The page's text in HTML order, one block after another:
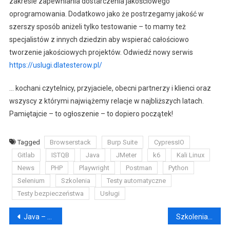
oprogramowania. Dodatkowo jako że postrzegamy jakość w
szerszy sposób aniżeli tylko testowanie – to mamy też
specjalistów z innych dziedzin aby wspierać całościowo
tworzenie jakościowych projektów. Odwiedź nowy serwis
https://uslugi.dlatesterow.pl/
… kochani czytelnicy, przyjaciele, obecni partnerzy i klienci oraz
wszyscy z którymi najwiążemy relacje w najbliższych latach.
Pamiętajcie – to ogłoszenie – to dopiero początek!
Tagged Browserstack Burp Suite
CypressIO
Gitlab
ISTQB Java JMeter k6
Kali Linux
News
PHP Playwright Postman
Python
Selenium
Szkolenia
Testy automatyczne
Testy bezpieczeństwa
Usługi
Nawigacja
Java – przydatne skróty